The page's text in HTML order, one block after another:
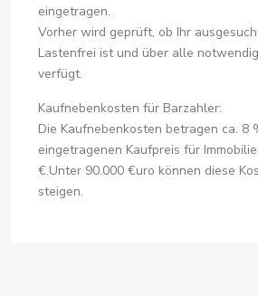
eingetragen.
Vorher wird geprüft, ob Ihr
Lastenfrei ist und über alle
verfügt.
Kaufnebenkosten für Barzahler:
Die Kaufnebenkosten betragen ca. 8
eingetragenen Kaufpreis für
€.Unter 90.000 €uro können diese
steigen.